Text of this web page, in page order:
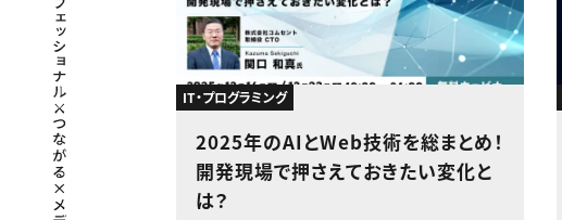
IT・プログラミング
2025年のAIとWeb技術を総まとめ！
開発現場で押さえておきたい変化と
は？